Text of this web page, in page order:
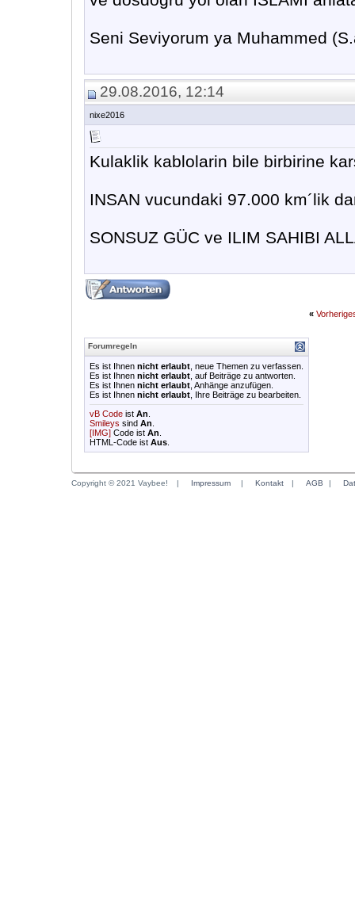
Seni Seviyorum ya Muhammed
29.08.2016, 12:14
nixe2016
Kulaklik kablolarin bile birbirine
INSAN vucundaki 97.000 km´lik
SONSUZ GÜC ve ILIM SAHIBI
«
Forumregeln
Es ist Ihnen nicht erlaubt , neue Themen zu verfassen.
Es ist Ihnen nicht erlaubt , auf Beiträge zu antworten.
Es ist Ihnen nicht erlaubt , Anhänge anzufügen.
Es ist Ihnen nicht erlaubt , Ihre Beiträge zu bearbeiten.
vB Code ist An
Smileys sind An
[IMG] Code ist An
HTML-Code ist Aus
Copyright © 2021 Vaybee! | Impressum | Kontakt | AGB |